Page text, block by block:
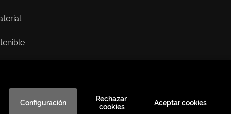
Configuración
Rechazar
cookies
Aceptar cookies